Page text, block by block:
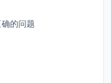
的问题